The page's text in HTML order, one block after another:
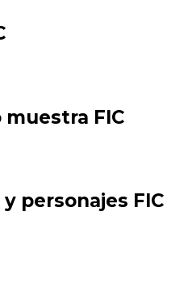
FIC
personajes FIC